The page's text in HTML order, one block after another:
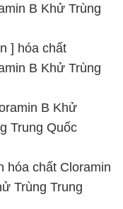
B Khử Trùng
] hóa chất
B Khử Trùng
B Khử
Trung Quốc
hóa chất Cloramin
Trùng Trung